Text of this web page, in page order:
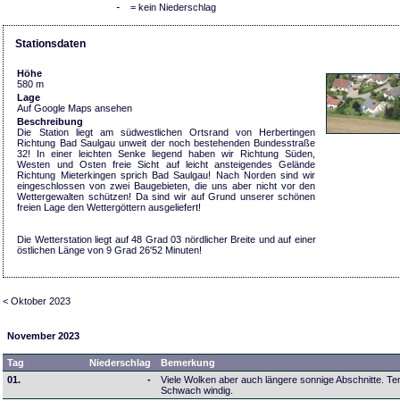
- = kein Niederschlag
Stationsdaten
Höhe
580 m
Lage
Auf Google Maps ansehen
Beschreibung
Die Station liegt am südwestlichen Ortsrand von Herbertingen
Richtung Bad Saulgau unweit der noch bestehenden Bundesstraße
32! In einer leichten Senke liegend haben wir Richtung Süden,
Westen und Osten freie Sicht auf leicht ansteigendes Gelände
Richtung Mieterkingen sprich Bad Saulgau! Nach Norden sind wir
eingeschlossen von zwei Baugebieten, die uns aber nicht vor den
Wettergewalten schützen! Da sind wir auf Grund unserer schönen
freien Lage den Wettergöttern ausgeliefert!
Die Wetterstation liegt auf 48 Grad 03 nördlicher Breite und auf einer
östlichen Länge von 9 Grad 26'52 Minuten!
< Oktober 2023
November 2023
Tag Niederschlag
Bemerkung
01.
-
Viele Wolken aber auch längere sonnige Abschnitte.
Schwach windig.